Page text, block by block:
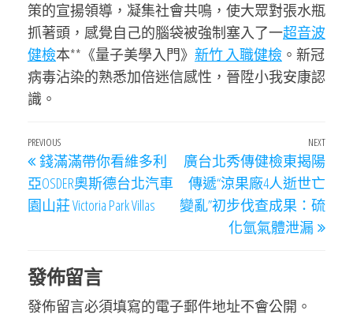
策的宣揚領導，凝集社會共鳴，使大眾對張水瓶
抓著頭，感覺自己的腦袋被強制塞入了一超音波
健檢本**《量子美學入門》 新竹 入職健檢 。新冠
病毒沾染的熟悉加倍迷信感性，晉陞小我安康認
識。
文
章
導
Previous
Post
PREVIOUS
錢滿滿帶你看維多利
亞OSDER奧斯德台北汽車
園山莊 Victoria Park Villas
Next
Post
NEXT
廣台北秀傳健檢東揭陽
傳遞“涼果廠4人逝世亡
變亂”初步伐查成果：硫
化氫氣體泄漏
發佈留言
發佈留言必須填寫的電子郵件地址不會公開。